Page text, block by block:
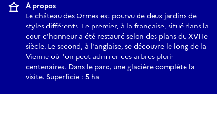
À propos
Le château des Ormes est pourvu de deux jardins de
styles différents. Le premier, à la française, situé dans la
cour d'honneur a été restauré selon des plans du XVIIIe
siècle. Le second, à l'anglaise, se découvre le long de la
Vienne où l'on peut admirer des arbres pluri-
centenaires. Dans le parc, une glacière complète la
visite. Superficie : 5 ha